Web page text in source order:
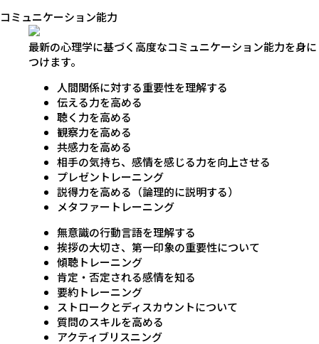
コミュニケーション能力
最新の心理学に基づく高度なコミュニケーション能力を身に
つけます。
人間関係に対する重要性を理解する
伝える力を高める
聴く力を高める
観察力を高める
共感力を高める
相手の気持ち、感情を感じる力を向上させる
プレゼントレーニング
説得力を高める（論理的に説明する）
メタファートレーニング
無意識の行動言語を理解する
挨拶の大切さ、第一印象の重要性について
傾聴トレーニング
肯定・否定される感情を知る
要約トレーニング
ストロークとディスカウントについて
質問のスキルを高める
アクティブリスニング